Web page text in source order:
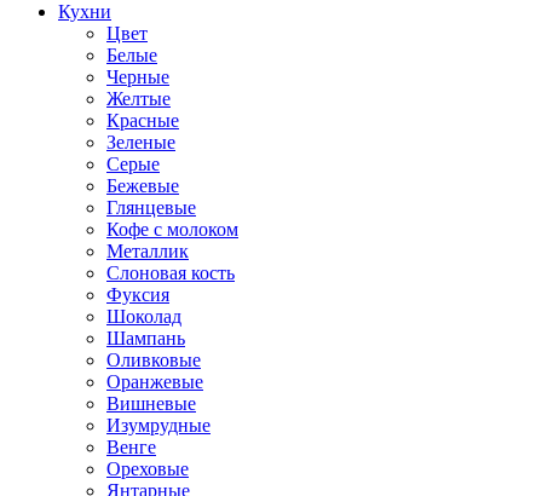
Кухни
Цвет
Белые
Черные
Желтые
Красные
Зеленые
Серые
Бежевые
Глянцевые
Кофе с молоком
Металлик
Слоновая кость
Фуксия
Шоколад
Шампань
Оливковые
Оранжевые
Вишневые
Изумрудные
Венге
Ореховые
Янтарные